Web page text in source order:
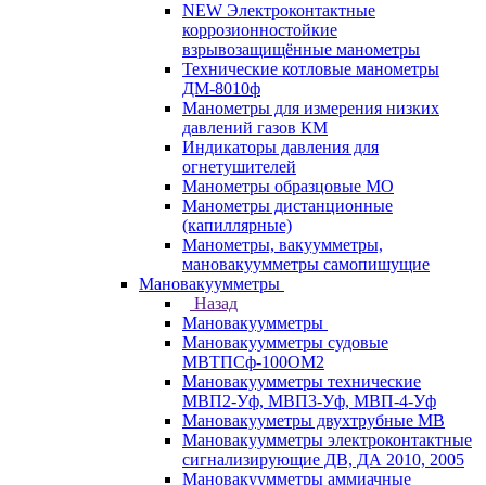
NEW Электроконтактные
коррозионностойкие
взрывозащищённые манометры
Технические котловые манометры
ДМ-8010ф
Манометры для измерения низких
давлений газов КМ
Индикаторы давления для
огнетушителей
Манометры образцовые МО
Манометры дистанционные
(капиллярные)
Манометры, вакуумметры,
мановакуумметры самопишущие
Мановакуумметры
Назад
Мановакуумметры
Мановакуумметры судовые
МВТПСф-100ОМ2
Мановакуумметры технические
МВП2-Уф, МВП3-Уф, МВП-4-Уф
Мановакууметры двухтрубные МВ
Мановакуумметры электроконтактные
сигнализирующие ДВ, ДА 2010, 2005
Мановакуумметры аммиачные